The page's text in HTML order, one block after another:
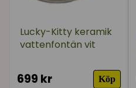
Lucky-Kitty keramik
vattenfontän vit
699 kr Köp